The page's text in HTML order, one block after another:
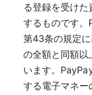
る登録を受け
するものです
第43条の規定
の全額と同額以
います。
する電子マネー